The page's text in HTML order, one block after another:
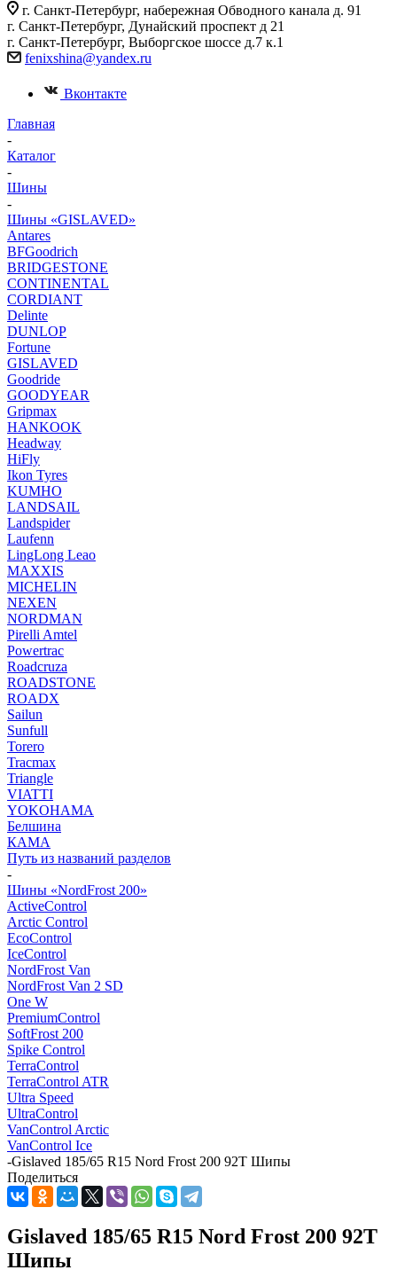
г. Санкт-Петербург, набережная Обводного канала д. 91
г. Санкт-Петербург, Дунайский проспект д 21
г. Санкт-Петербург, Выборгское шоссе д.7 к.1
fenixshina@yandex.ru
Вконтакте
Главная
-
Каталог
-
Шины
-
Шины «GISLAVED»
Antares
BFGoodrich
BRIDGESTONE
CONTINENTAL
CORDIANT
Delinte
DUNLOP
Fortune
GISLAVED
Goodride
GOODYEAR
Gripmax
HANKOOK
Headway
HiFly
Ikon Tyres
KUMHO
LANDSAIL
Landspider
Laufenn
LingLong Leao
MAXXIS
MICHELIN
NEXEN
NORDMAN
Pirelli Amtel
Powertrac
Roadcruza
ROADSTONE
ROADX
Sailun
Sunfull
Torero
Tracmax
Triangle
VIATTI
YOKOHAMA
Белшина
КАМА
Путь из названий разделов
-
Шины «NordFrost 200»
ActiveControl
Arctic Control
EcoControl
IceControl
NordFrost Van
NordFrost Van 2 SD
One W
PremiumControl
SoftFrost 200
Spike Control
TerraControl
TerraControl ATR
Ultra Speed
UltraControl
VanControl Arctic
VanControl Ice
-Gislaved 185/65 R15 Nord Frost 200 92T Шипы
Поделиться
Gislaved 185/65 R15 Nord Frost 200 92T
Шипы